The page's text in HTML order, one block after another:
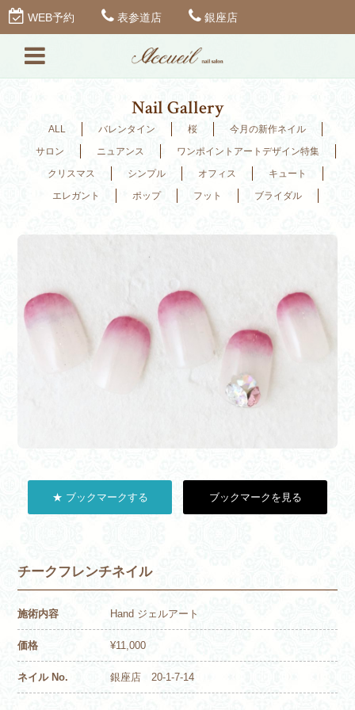
WEB予約 表参道店 銀座店
Nail Gallery
ALL バレンタイン 桜
今月の新作ネイル
サロン
ニュアンス
ワンポイントアートデザイン特集
クリスマス
シンプル オフィス
キュート
エレガント
ポップ フット ブライダル
★ ブックマークする ブックマークを見る
チークフレンチネイル
施術内容 Hand ジェルアート
価格 ¥11,000
ネイル No. 銀座店 20-1-7-14